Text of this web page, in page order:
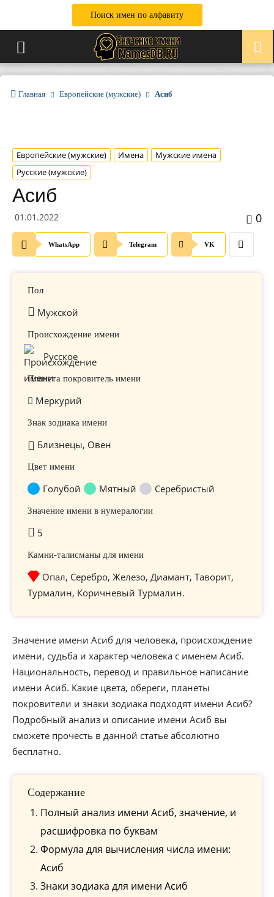
Поиск имен по алфавиту
Главная Европейские (мужские) Асиб
Европейские (мужские) Имена
Мужские имена
Русские (мужские)
Асиб
01.01.2022 0
WhatsApp Telegram VK
Пол
Мужской
Происхождение имени
Русское
Планета покровитель имени
Меркурий
Знак зодиака имени
Близнецы, Овен
Цвет имени
Голубой Мятный Серебристый
Значение имени в нумералогии
5
Камни-талисманы для имени
Опал, Серебро, Железо, Диамант, Таворит,
Турмалин, Коричневый Турмалин.
Значение имени Асиб для человека, происхождение
имени, судьба и характер человека с именем Асиб.
Национальность, перевод и правильное написание
имени Асиб. Какие цвета, обереги, планеты
покровители и знаки зодиака подходят имени Асиб?
Подробный анализ и описание имени Асиб вы
сможете прочесть в данной статье абсолютно
бесплатно.
Содержание
Полный анализ имени Асиб, значение, и
расшифровка по буквам
Формула для вычисления числа имени:
Асиб
Знаки зодиака для имени Асиб